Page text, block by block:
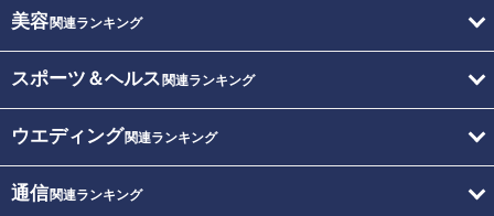
美容関連ランキング
スポーツ＆ヘルス 関連ランキング
ウエディング関連ランキング
通信関連ランキング